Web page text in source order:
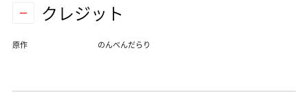
クレジット
原作 のんべんだらり